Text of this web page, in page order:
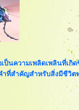
นความเพลิดเพลินที่เกิ
คำที่สำคัญสำหรับสิ่งมีชีวิ